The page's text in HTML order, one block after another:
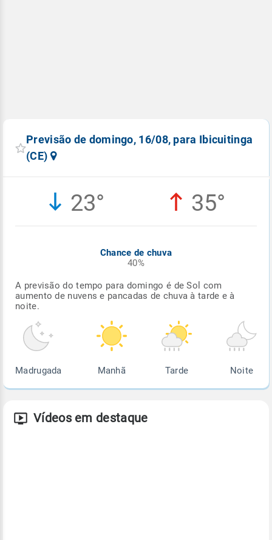
Previsão de domingo, 16/08, para Ibicuitinga
(CE)
23° 35°
Chance de chuva
40%
A previsão do tempo para domingo é de Sol com
aumento de nuvens e pancadas de chuva à tarde e à
noite.
Madrugada Manhã Tarde Noite
Vídeos em destaque